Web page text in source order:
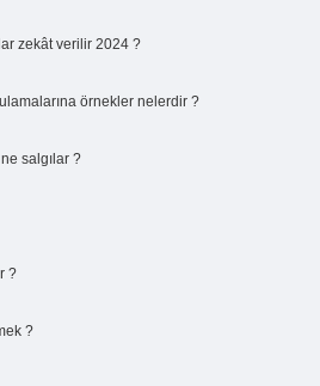
zekât verilir 2024 ?
örnekler nelerdir ?
salgılar ?
?
?